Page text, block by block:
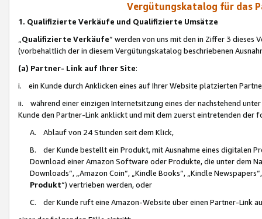
Vergütungskatalog für das
1. Qualifizierte Verkäufe und Qualifizierte Umsätze
Qualifizierte Verkäufe“ werden von uns mit den in Ziffer 3
(vorbehaltlich der in diesem Vergütungskatalog beschriebenen
(a) Partner- Link auf Ihrer Site:
i. ein Kunde durch Anklicken eines auf Ihrer Website platzierten
ii. während einer einzigen Internetsitzung eines der nachstehend
Kunde den Partner-Link anklickt und mit dem zuerst eintretenden der
A. Ablauf von 24 Stunden seit dem Klick,
B. der Kunde bestellt ein Produkt, mit Ausnahme eines digitalen
Download einer Amazon Software oder Produkte, die unter dem
Downloads“, „Amazon Coin“, „Kindle Books“, „Kindle
Produkt“) vertrieben werden, oder
C. der Kunde ruft eine Amazon-Website über einen Partner-Link